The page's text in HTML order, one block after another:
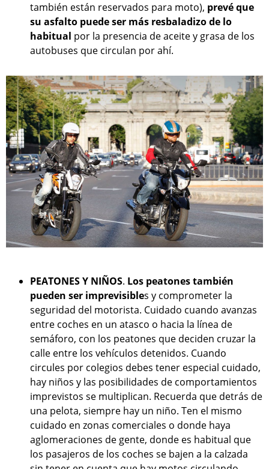
también están reservados para moto), prevé que
su asfalto puede ser más resbaladizo de lo
habitual por la presencia de aceite y grasa de los
autobuses que circulan por ahí.
PEATONES Y NIÑOS. Los peatones también
pueden ser imprevisibles y comprometer la
seguridad del motorista. Cuidado cuando avanzas
entre coches en un atasco o hacia la línea de
semáforo, con los peatones que deciden cruzar la
calle entre los vehículos detenidos. Cuando
circules por colegios debes tener especial cuidado,
hay niños y las posibilidades de comportamientos
imprevistos se multiplican. Recuerda que detrás de
una pelota, siempre hay un niño. Ten el mismo
cuidado en zonas comerciales o donde haya
aglomeraciones de gente, donde es habitual que
los pasajeros de los coches se bajen a la calzada